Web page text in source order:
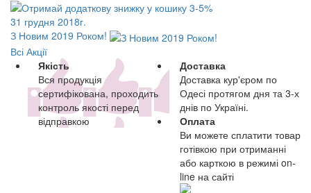
31 грудня 2018г.
З Новим 2019 Роком!
Всі Акції
Якість
Вся продукція
сертифікована, проходить
контроль якості перед
відправкою
Доставка
Доставка кур'єром по
Одесі протягом дня та 3-х
днів по Україні.
Оплата
Ви можете сплатити товар
готівкою при отриманні
або карткою в режимі on-
line на сайті